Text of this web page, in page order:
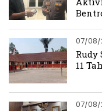
07/08/
Rudy
11
07/08/